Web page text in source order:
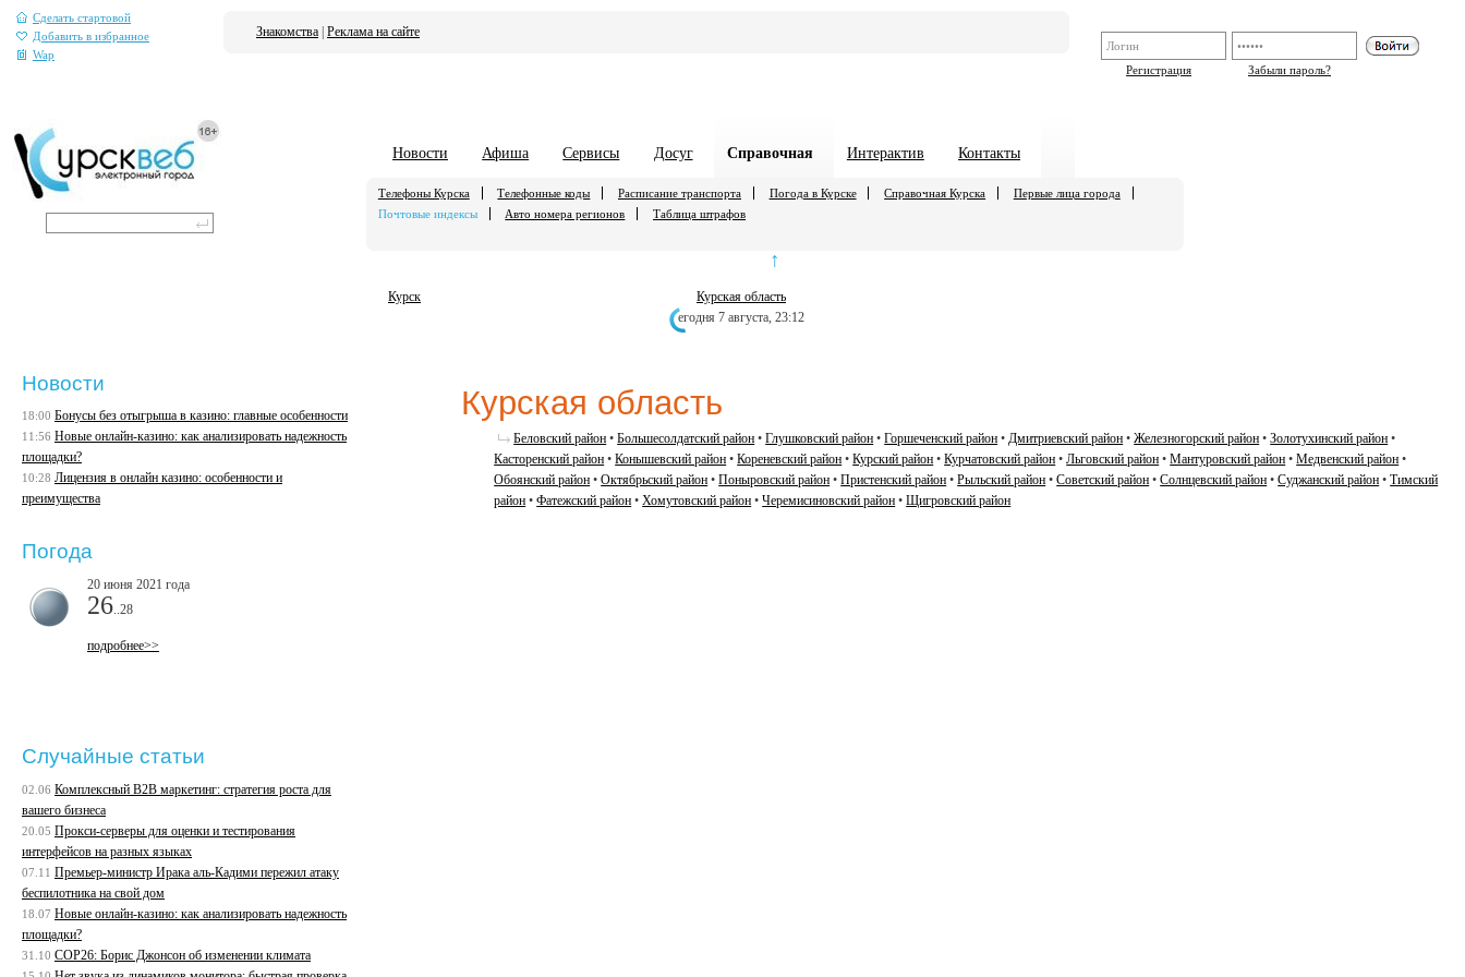
Сделать стартовой
Добавить в избранное
Wap
Регистрация
Забыли пароль?
Знакомства Реклама на сайте
Новости Афиша Сервисы Досуг Справочная Интерактив Контакты
Телефоны Курска Телефонные коды Расписание транспорта Погода в Курске Справочная Курска
Первые лица города
Почтовые индексы
Авто номера регионов Таблица штрафов
↑
Курск
Курская облаcть
егодня 7 августа, 23:12
Курская облаcть
Беловский район •Большесолдатский район •Глушковский район •Горшеченский район •Дмитриевский район •Железногорский район •Золотухинский район •
Касторенский район •Конышевский район •Кореневский район •Курский район •Курчатовский район •Льговский район •Мантуровский район •Медвенский район •
Обоянский район •Октябрьский район •Поныровский район •Пристенский район •Рыльский район •Советский район •Солнцевский район •Суджанский район •Тимский
район •Фатежский район •Хомутовский район •Черемисиновский район •Щигровский район
Новости
18:00 Бонусы без отыгрыша в казино: главные особенности
11:56 Новые онлайн-казино: как анализировать надежность
площадки?
10:28 Лицензия в онлайн казино: особенности и
преимущества
Погода
20 июня 2021 года
26 ..28
подробнее>>
Случайные статьи
02.06 Комплексный B2B маркетинг: стратегия роста для
вашего бизнеса
20.05 Прокси-серверы для оценки и тестирования
интерфейсов на разных языках
07.11 Премьер-министр Ирака аль-Кадими пережил атаку
беспилотника на свой дом
18.07 Новые онлайн-казино: как анализировать надежность
площадки?
31.10 COP26: Борис Джонсон об изменении климата